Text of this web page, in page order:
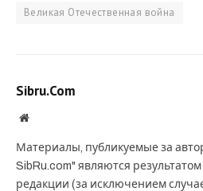
Великая Отечественная война
Sibru.Com
Website
Материалы, публикуемые за
SibRu.com" являются
редакции (за исключением